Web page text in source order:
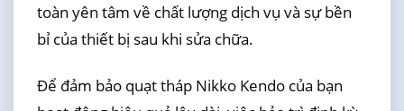
toàn yên tâm về chất lượng dịch vụ và sự bền
bỉ của thiết bị sau khi sửa chữa.
Để đảm bảo quạt tháp Nikko Kendo của bạn